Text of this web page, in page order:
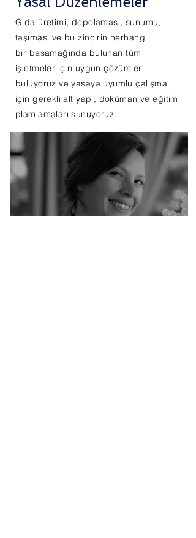
Gıda üretimi, depolaması, sunumu,
taşıması ve bu zincirin herhangi
bir basamağında bulunan tüm
işletmeler için uygun çözümleri
buluyoruz ve yasaya uyumlu çalışma
için gerekli alt yapı, doküman ve eğitim
plamlamaları sunuyoruz.